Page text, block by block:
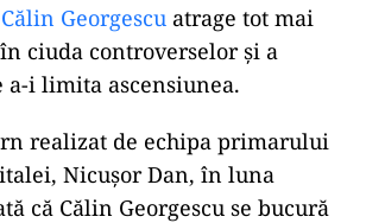
Georgescu atrage tot mai
ciuda controverselor și a
i limita ascensiunea.
realizat de echipa primarului
Nicușor Dan, în luna
că Călin Georgescu se bucură